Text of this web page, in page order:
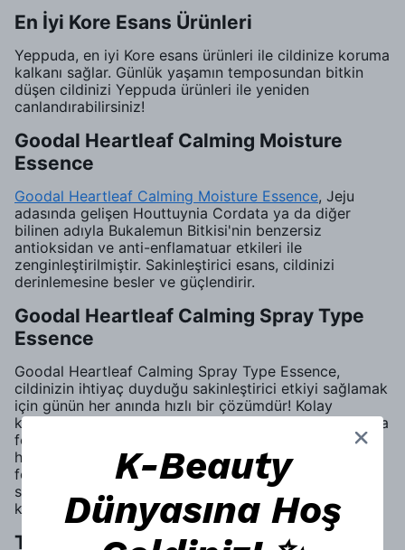
En İyi Kore Esans Ürünleri
Yeppuda, en iyi Kore esans ürünleri ile cildinize koruma
kalkanı sağlar. Günlük yaşamın temposundan bitkin
düşen cildinizi Yeppuda ürünleri ile yeniden
canlandırabilirsiniz!
Goodal Heartleaf Calming Moisture
Essence
Goodal Heartleaf Calming Moisture Essence, Jeju
adasında gelişen Houttuynia Cordata ya da diğer
bilinen adıyla Bukalemun Bitkisi'nin benzersiz
antioksidan ve anti-enflamatuar etkileri ile
zenginleştirilmiştir. Sakinleştirici esans, cildinizi
derinlemesine besler ve güçlendirir.
Goodal Heartleaf Calming Spray Type
Essence
Goodal Heartleaf Calming Spray Type Essence,
cildinizin ihtiyaç duyduğu sakinleştirici etkiyi sağlamak
için günün her anında hızlı bir çözümdür! Kolay
kullanımı sayesinde bu mucizevi sprey, cildinize anında
ferahlık ve huzur kazandırır. Doğal ve bitkisel içeriği,
hassas ciltlerin dahi rahatlıkla kullanabileceği bir
formül sunar. Tahrişe meyilli olan cildinizi yatıştırır,
serinletir ve meydana gelen hasarların iyileşmesine
katkı sağlar.
Tonik Nedir ve Nasıl Kullanılır?
K-Beauty
Dünyasına Hoş